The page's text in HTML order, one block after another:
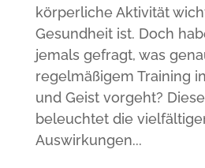
körperliche Aktivität
Gesundheit ist. Doch
jemals gefragt, was
regelmäßigem Training
und Geist vorgeht?
beleuchtet die
Auswirkungen...